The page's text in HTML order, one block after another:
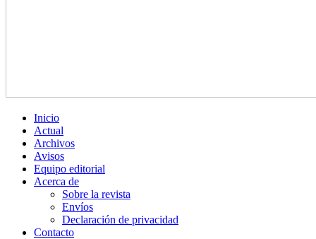
Inicio
Actual
Archivos
Avisos
Equipo editorial
Acerca de
Sobre la revista
Envíos
Declaración de privacidad
Contacto